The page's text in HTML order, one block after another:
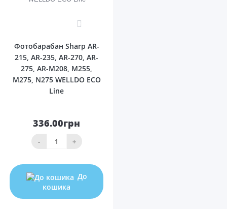
Фотобарабан Sharp AR-
215, AR-235, AR-270, AR-
275, AR-M208, M255,
M275, N275 WELLDO ECO
Line
336.00грн
- +
До
кошика